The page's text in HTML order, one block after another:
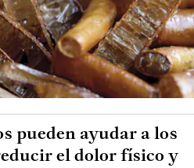
pueden ayudar a los
el dolor físico y